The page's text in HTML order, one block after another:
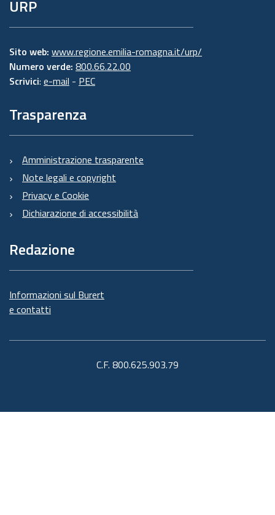
URP
Sito web: www.regione.emilia-romagna.it/urp/
Numero verde: 800.66.22.00
Scrivici: e-mail - PEC
Trasparenza
Amministrazione trasparente
Note legali e copyright
Privacy e Cookie
Dichiarazione di accessibilità
Redazione
Informazioni sul Burert
e contatti
C.F. 800.625.903.79